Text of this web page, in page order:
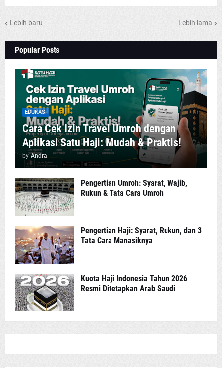
Lebih baru Lebih lama
Popular Posts
EDUKASI
Cara Cek Izin Travel Umroh dengan
Aplikasi Satu Haji: Mudah & Praktis!
by Andra
Pengertian Umroh: Syarat, Wajib,
Rukun & Tata Cara Umroh
Pengertian Haji: Syarat, Rukun, dan 3
Tata Cara Manasiknya
Kuota Haji Indonesia Tahun 2026
Resmi Ditetapkan Arab Saudi